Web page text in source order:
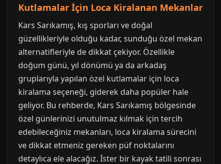
Kutlamalar İçin Loca Kiralanan Mekanlar
Kars Sarıkamış, kış sporları ve doğal
güzellikleriyle olduğu kadar, sunduğu özel mekan
alternatifleriyle de dikkat çekiyor. Özellikle
doğum günü, yıl dönümü ya da arkadaş
gruplarıyla yapılan özel kutlamalar için loca
kiralama seçeneği, giderek daha popüler hale
geliyor. Bu rehberde, Kars Sarıkamış bölgesinde
özel günlerinizi unutulmaz kılmak için tercih
edebileceğiniz mekanları, loca kiralama sürecini
ve dikkat etmeniz gereken püf noktalarını
detaylıca ele alacağız. İster bir kayak tatili sonrası